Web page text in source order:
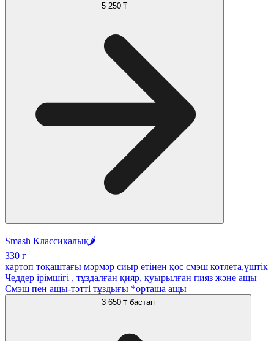
5 250 ₸
Smash Классикалық🌶️
330 г
картоп тоқаштағы мәрмәр сиыр етінен қос смэш котлета,үштік
Чеддер ірімшігі , тұздалған қияр, қуырылған пияз және ащы
Смэш пен ащы-тәтті тұздығы *орташа ащы
3 650 ₸ бастап